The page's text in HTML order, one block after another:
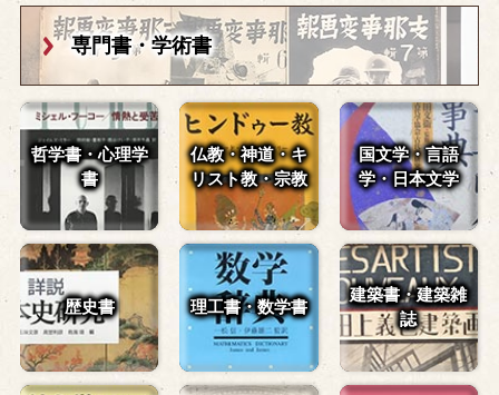
専門書・学術書
哲学書・心理学
書
仏教・神道・キ
リスト教・宗教
国文学・言語
学・日本文学
歴史書 理工書・数学書
建築書・建築雑
誌